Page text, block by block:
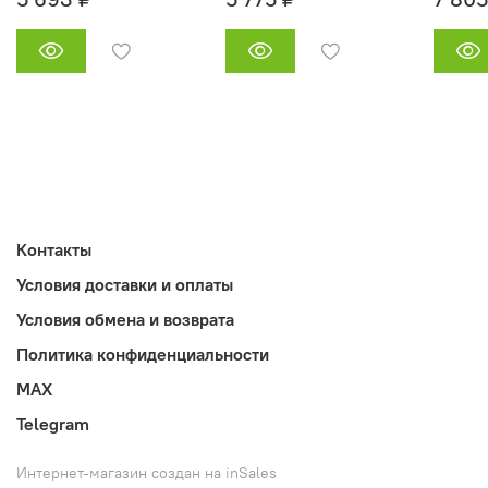
Контакты
Условия доставки и оплаты
Условия обмена и возврата
Политика конфиденциальности
MAX
Telegram
Интернет-магазин создан на inSales